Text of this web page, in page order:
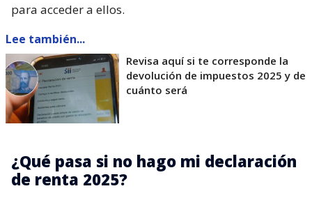
para acceder a ellos.
Lee también...
Revisa aquí si te corresponde la
devolución de impuestos 2025 y de
cuánto será
¿Qué pasa si no hago mi declaración
de renta 2025?